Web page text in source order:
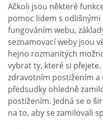
Ačkoli jsou některé
pomoc lidem s
fungováním webu,
seznamovací weby jsou
hejno rozmanitých
vybrat ty, které si
zdravotním postižením a
předsudky ohledně
postižením. Jedná se o
na to, aby se zamilovali